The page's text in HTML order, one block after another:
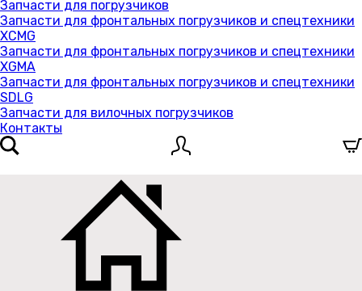
Запчасти для погрузчиков
Запчасти для фронтальных погрузчиков и спецтехники
XCMG
Запчасти для фронтальных погрузчиков и спецтехники
XGMA
Запчасти для фронтальных погрузчиков и спецтехники
SDLG
Запчасти для вилочных погрузчиков
Контакты